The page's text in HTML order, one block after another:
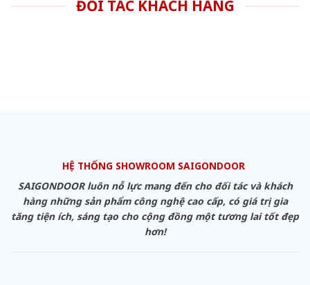
ĐỐI TÁC KHÁCH HÀNG
HỆ THỐNG SHOWROOM SAIGONDOOR
SAIGONDOOR luôn nỗ lực mang đến cho đối tác và khách
hàng những sản phẩm công nghệ cao cấp, có giá trị gia
tăng tiện ích, sáng tạo cho cộng đồng một tương lai tốt đẹp
hơn!